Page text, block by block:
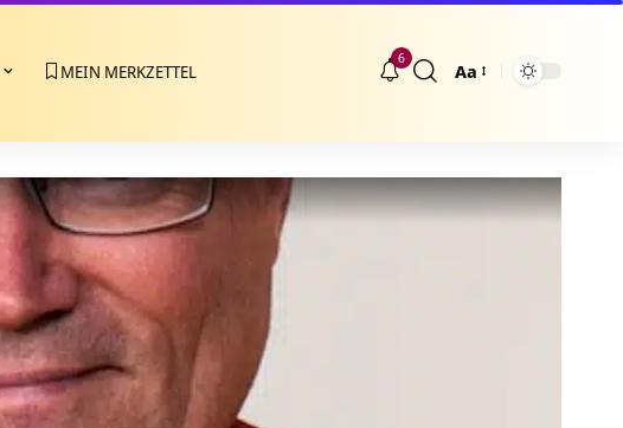
MEIN MERKZETTEL
6
Größenänderung
Aa